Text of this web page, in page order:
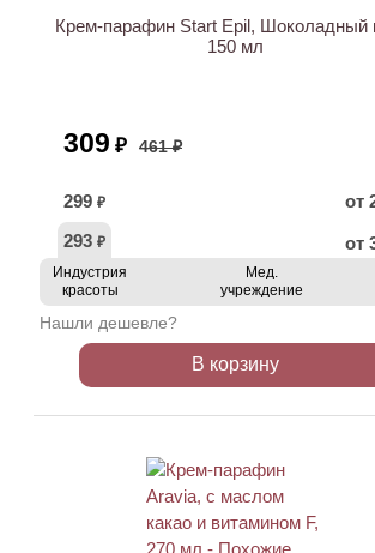
Крем-парафин Start Epil, Шоколадный
150 мл
309 ₽ 461 ₽
299 ₽
от
293 ₽ от
Индустрия
красоты
Мед.
учреждение
Нашли дешевле?
В корзину